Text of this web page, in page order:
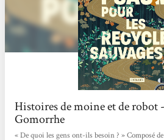
Histoires de moine et de robot
Gomorrhe
« De quoi les gens ont-ils besoin ? » Composé